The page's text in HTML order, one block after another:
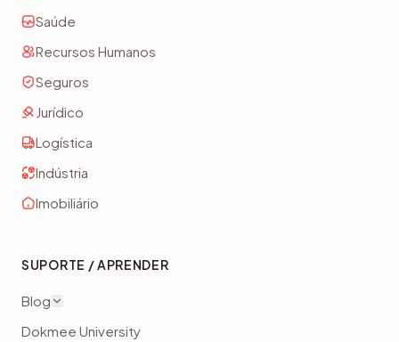
Saúde
Recursos Humanos
Seguros
Jurídico
Logística
Indústria
Imobiliário
SUPORTE / APRENDER
Blog
Dokmee University